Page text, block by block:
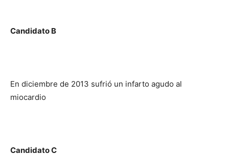
Candidato B
En diciembre de 2013 sufrió un infarto agudo al
miocardio
Candidato C